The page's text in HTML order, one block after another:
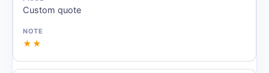
Custom quote
★★